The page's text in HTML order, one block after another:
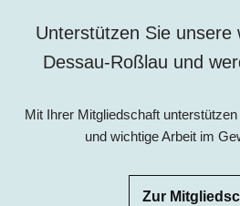
Unterstützen Sie unsere
Dessau-Roßlau und
Mit Ihrer Mitgliedschaft
und wichtige Arbeit im
Zur